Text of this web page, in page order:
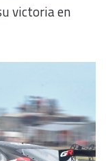
victoria en